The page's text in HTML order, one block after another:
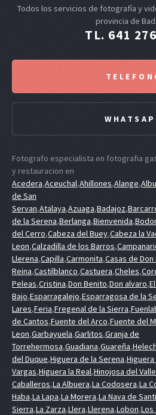
Todos los servicios de fotografía y
provincia de
TL. 641
Fotografo especialista en fotografia
y restauracion en
Acedera,Aceuchal,Ahillones,Alange,
de San
Servan,Atalaya,Azuaga,Badajoz,
de la Serena,Berlanga,Bienvenida,
del Cerro,Cabeza del Buey,Cabeza la
Leon,Calzadilla de los Barros,
Llerena,Capilla,Carmonita,Casas de
Reina,Castilblanco,Castuera,Cheles,
Peleas,Cristina,Don Benito,Don alvaro,
Bajo,Esparragalejo,Esparragosa de la
Lares,Feria,Fregenal de la Sierra,
de Cantos,Fuente del Arco,Fuente del
Leon,Garbayuela,Garlitos,Granja de
Torrehermosa,Guadiana,Guareña,
del Duque,Higuera de la Serena,
Vargas,Higuera la Real,Hinojosa del Valle
Caballeros,La Albuera,La Codosera,La
Haba,La Lapa,La Morera,La Nava de
Sierra,La Zarza,Llera,Llerena,Lobon,Los